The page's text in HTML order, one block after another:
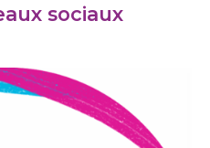
sociaux